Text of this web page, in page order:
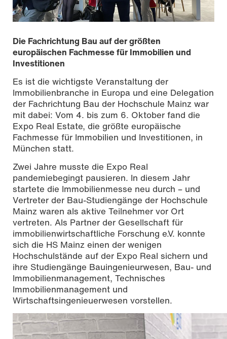
Die Fachrichtung Bau auf der größten
europäischen Fachmesse für Immobilien und
Investitionen
Es ist die wichtigste Veranstaltung der
Immobilienbranche in Europa und eine Delegation
der Fachrichtung Bau der Hochschule Mainz war
mit dabei: Vom 4. bis zum 6. Oktober fand die
Expo Real Estate, die größte europäische
Fachmesse für Immobilien und Investitionen, in
München statt.
Zwei Jahre musste die Expo Real
pandemiebegingt pausieren. In diesem Jahr
startete die Immobilienmesse neu durch – und
Vertreter der Bau-Studiengänge der Hochschule
Mainz waren als aktive Teilnehmer vor Ort
vertreten. Als Partner der Gesellschaft für
immobilienwirtschaftliche Forschung e.V. konnte
sich die HS Mainz einen der wenigen
Hochschulstände auf der Expo Real sichern und
ihre Studiengänge Bauingenieurwesen, Bau- und
Immobilienmanagement, Technisches
Immobilienmanagement und
Wirtschaftsingenieuerwesen vorstellen.